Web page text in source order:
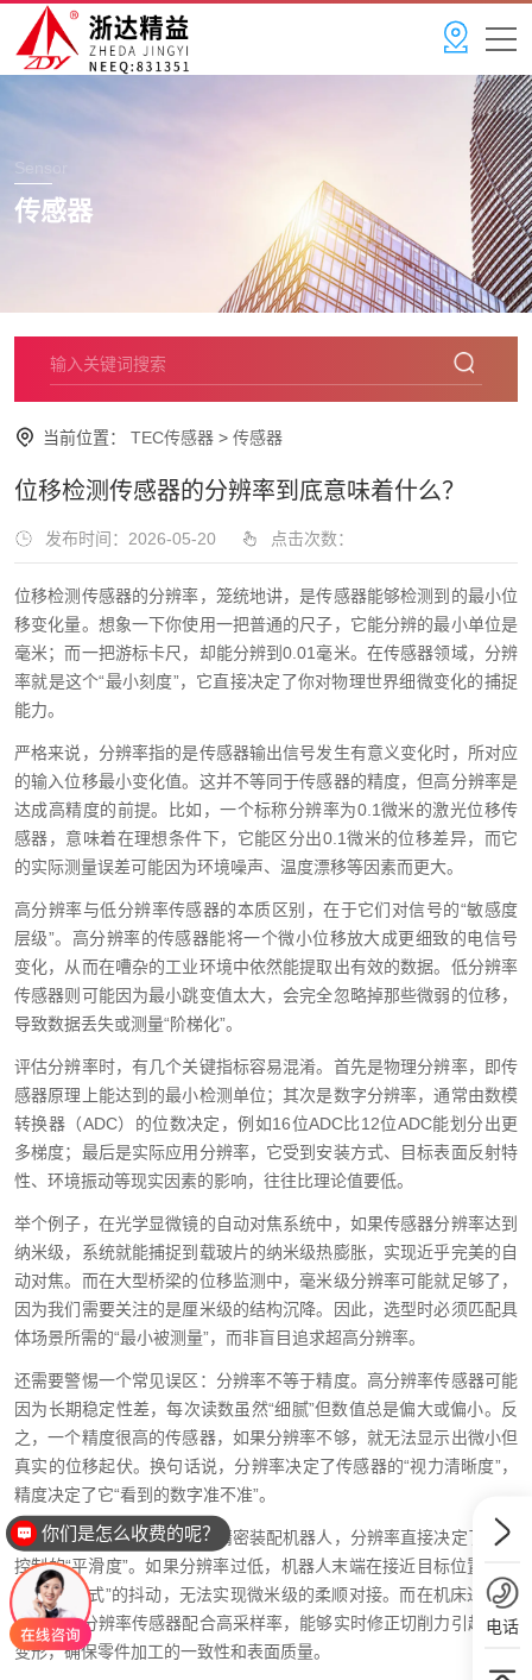
Sensor
传感器
当前位置： TEC传感器 > 传感器
位移检测传感器的分辨率到底意味着什么？
发布时间：2026-05-20 点击次数：
位移检测传感器的分辨率，笼统地讲，是传感器能够检测到的最小位
移变化量。想象一下你使用一把普通的尺子，它能分辨的最小单位是
毫米；而一把游标卡尺，却能分辨到0.01毫米。在传感器领域，分辨
率就是这个“最小刻度”，它直接决定了你对物理世界细微变化的捕捉
能力。
严格来说，分辨率指的是传感器输出信号发生有意义变化时，所对应
的输入位移最小变化值。这并不等同于传感器的精度，但高分辨率是
达成高精度的前提。比如，一个标称分辨率为0.1微米的激光位移传
感器，意味着在理想条件下，它能区分出0.1微米的位移差异，而它
的实际测量误差可能因为环境噪声、温度漂移等因素而更大。
高分辨率与低分辨率传感器的本质区别，在于它们对信号的“敏感度
层级”。高分辨率的传感器能将一个微小位移放大成更细致的电信号
变化，从而在嘈杂的工业环境中依然能提取出有效的数据。低分辨率
传感器则可能因为最小跳变值太大，会完全忽略掉那些微弱的位移，
导致数据丢失或测量“阶梯化”。
评估分辨率时，有几个关键指标容易混淆。首先是物理分辨率，即传
感器原理上能达到的最小检测单位；其次是数字分辨率，通常由数模
转换器（ADC）的位数决定，例如16位ADC比12位ADC能划分出更
多梯度；最后是实际应用分辨率，它受到安装方式、目标表面反射特
性、环境振动等现实因素的影响，往往比理论值要低。
举个例子，在光学显微镜的自动对焦系统中，如果传感器分辨率达到
纳米级，系统就能捕捉到载玻片的纳米级热膨胀，实现近乎完美的自
动对焦。而在大型桥梁的位移监测中，毫米级分辨率可能就足够了，
因为我们需要关注的是厘米级的结构沉降。因此，选型时必须匹配具
体场景所需的“最小被测量”，而非盲目追求超高分辨率。
还需要警惕一个常见误区：分辨率不等于精度。高分辨率传感器可能
因为长期稳定性差，每次读数虽然“细腻”但数值总是偏大或偏小。反
之，一个精度很高的传感器，如果分辨率不够，就无法显示出微小但
真实的位移起伏。换句话说，分辨率决定了传感器的“视力清晰度”，
精度决定了它“看到的数字准不准”。
在工业自动化应用中，比如精密装配机器人，分辨率直接决定了定位
控制的“平滑度”。如果分辨率过低，机器人末端在接近目标位置时会
产生“步进式”的抖动，无法实现微米级的柔顺对接。而在机床进给系
统中，高分辨率传感器配合高采样率，能够实时修正切削力引起的热
变形，确保零件加工的一致性和表面质量。
电话
你们是怎么收费的呢？